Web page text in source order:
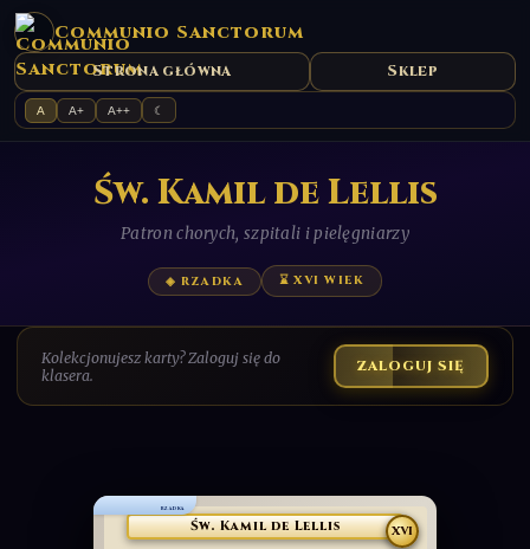
Communio Sanctorum
Strona główna Sklep
A A+ A++ ☾
Św. Kamil de Lellis
Patron chorych, szpitali i pielęgniarzy
◈ RZADKA ⌛ XVI WIEK
Kolekcjonujesz karty? Zaloguj się do
klasera.
ZALOGUJ SIĘ